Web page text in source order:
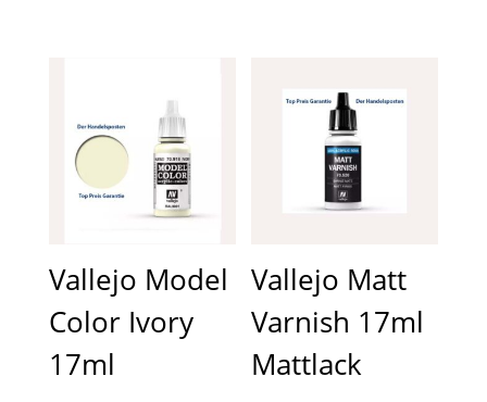
Vallejo Model
Color Ivory
17ml
Vallejo Matt
Varnish 17ml
Mattlack